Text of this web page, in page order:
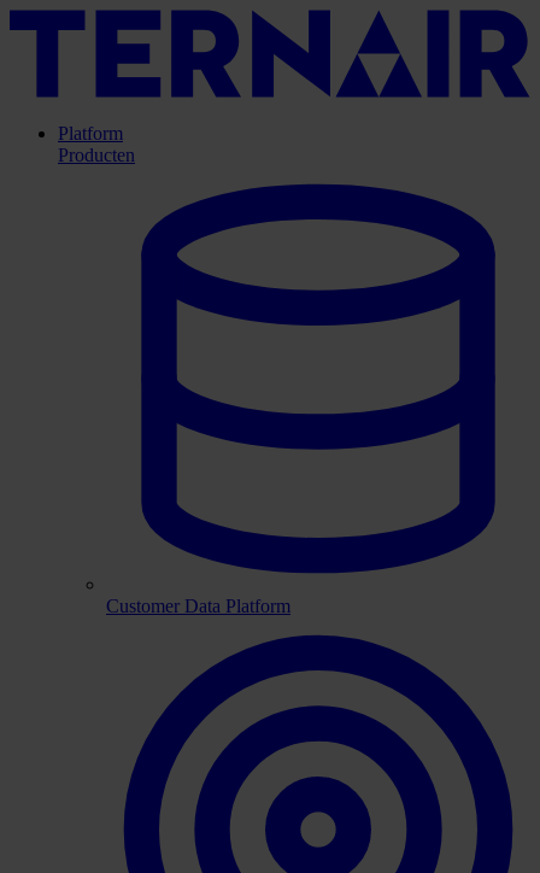
Platform
Producten
Customer Data Platform